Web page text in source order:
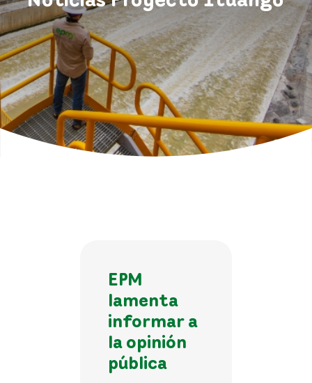
EPM
lamenta
informar a
la opinión
pública